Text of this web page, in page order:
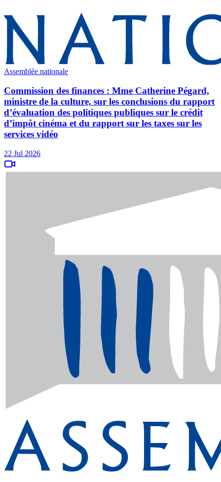
Assemblée nationale
Commission des finances : Mme Catherine Pégard,
ministre de la culture, sur les conclusions du rapport
d’évaluation des politiques publiques sur le crédit
d’impôt cinéma et du rapport sur les taxes sur les
services vidéo
22 Jul 2026